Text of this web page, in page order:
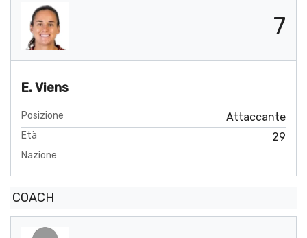
7
E. Viens
Posizione Attaccante
Età 29
Nazione
COACH